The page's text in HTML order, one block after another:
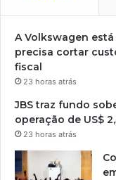
A Volkswagen
precisa cortar
fiscal
23 horas atrás
JBS traz fundo
operação de US$
23 horas atrás